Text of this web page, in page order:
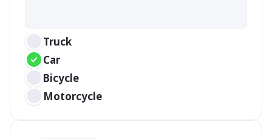
Truck
Car
Bicycle
Motorcycle